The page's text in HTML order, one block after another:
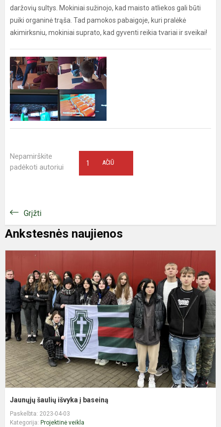
daržovių sultys. Mokiniai sužinojo, kad maisto atliekos gali būti
puiki organinė trąša. Tad pamokos pabaigoje, kuri pralėkė
akimirksniu, mokiniai suprato, kad gyventi reikia tvariai ir sveikai!
Nepamirškite
padėkoti autoriui
AČIŪ
1
Grįžti
Ankstesnės naujienos
Jaunųjų šaulių išvyka į baseiną
Paskelbta: 2023-04-03
Kategorija: Projektinė veikla